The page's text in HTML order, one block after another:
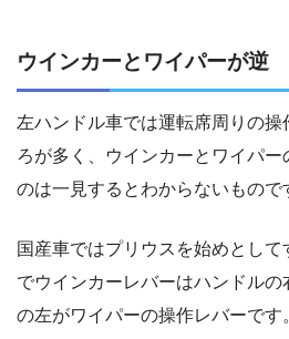
ウインカーとワイパーが逆
左ハンドル車では運転席周りの操
ろが多く、ウインカーとワイパー
のは一見するとわからないもので
国産車ではプリウスを始めとし
でウインカーレバーはハンドルの
の左がワイパーの操作レバーです